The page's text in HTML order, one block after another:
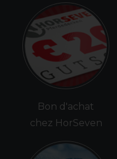
Bon d'achat
chez HorSeven